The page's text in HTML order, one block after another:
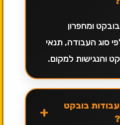
ומחפרון
סוג העבודה, תנאי
והנגישות למקום.
בובקט
+